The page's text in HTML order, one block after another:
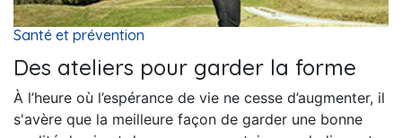
Santé et prévention
Des ateliers pour garder la forme
À l’heure où l’espérance de vie ne cesse d’augmenter, il
s'avère que la meilleure façon de garder une bonne